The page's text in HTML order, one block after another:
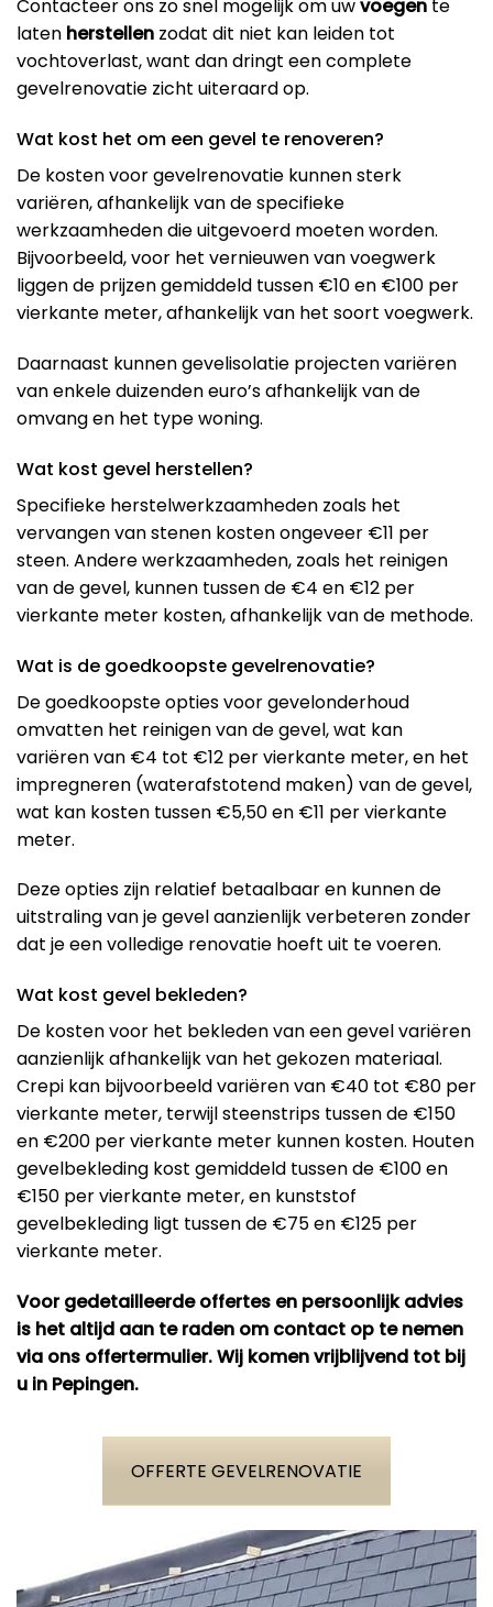
Contacteer ons zo snel mogelijk om uwvoegen te
laten herstellen zodat dit niet kan leiden tot
vochtoverlast, want dan dringt een complete
gevelrenovatie zicht uiteraard op.
Wat kost het om een gevel te renoveren?
De kosten voor gevelrenovatie kunnen sterk
variëren, afhankelijk van de specifieke
werkzaamheden die uitgevoerd moeten worden.
Bijvoorbeeld, voor het vernieuwen van voegwerk
liggen de prijzen gemiddeld tussen €10 en €100 per
vierkante meter, afhankelijk van het soort voegwerk​.
Daarnaast kunnen gevelisolatie projecten variëren
van enkele duizenden euro’s afhankelijk van de
omvang en het type woning​.
Wat kost gevel herstellen?
Specifieke herstelwerkzaamheden zoals het
vervangen van stenen kosten ongeveer €11 per
steen. Andere werkzaamheden, zoals het reinigen
van de gevel, kunnen tussen de €4 en €12 per
vierkante meter kosten, afhankelijk van de methode.
Wat is de goedkoopste gevelrenovatie?
De goedkoopste opties voor gevelonderhoud
omvatten het reinigen van de gevel, wat kan
variëren van €4 tot €12 per vierkante meter, en het
impregneren (waterafstotend maken) van de gevel,
wat kan kosten tussen €5,50 en €11 per vierkante
meter​​.
Deze opties zijn relatief betaalbaar en kunnen de
uitstraling van je gevel aanzienlijk verbeteren zonder
dat je een volledige renovatie hoeft uit te voeren.
Wat kost gevel bekleden?
De kosten voor het bekleden van een gevel variëren
aanzienlijk afhankelijk van het gekozen materiaal.
Crepi kan bijvoorbeeld variëren van €40 tot €80 per
vierkante meter, terwijl steenstrips tussen de €150
en €200 per vierkante meter kunnen kosten. Houten
gevelbekleding kost gemiddeld tussen de €100 en
€150 per vierkante meter, en kunststof
gevelbekleding ligt tussen de €75 en €125 per
vierkante meter​.
Voor gedetailleerde offertes en persoonlijk advies
is het altijd aan te raden om contact op te nemen
via ons offertermulier. Wij komen vrijblijvend tot bij
u in Pepingen.
OFFERTE GEVELRENOVATIE